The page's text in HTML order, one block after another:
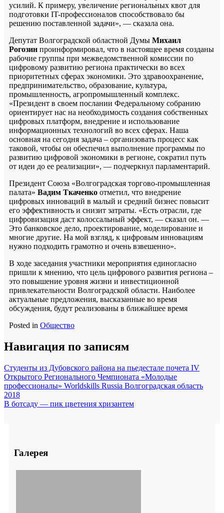
усилий. К примеру, увеличение региональных квот для
подготовки IT-профессионалов способствовало бы
решению поставленной задачи», — сказала она.
Депутат Волгоградской областной Думы Михаил
Рогозин проинформировал, что в настоящее время созданы
рабочие группы при межведомственной комиссии по
цифровому развитию региона практически во всех
приоритетных сферах экономики. Это здравоохранение,
предпринимательство, образование, культура,
промышленность, агропромышленный комплекс.
«Президент в своем послании Федеральному собранию
ориентирует нас на необходимость создания собственных
цифровых платформ, внедрение и использование
информационных технологий во всех сферах. Наша
основная на сегодня задача – организовать процесс как
таковой, чтобы он обеспечил выполнение программы по
развитию цифровой экономики в регионе, сократил путь
от идеи до ее реализации», — подчеркнул парламентарий.
Президент Союза «Волгоградская торгово-промышленная
палата» Вадим Ткаченко отметил, что внедрение
цифровых инноваций в малый и средний бизнес повысит
его эффективность и снизит затраты. «Есть отрасли, где
цифровизация даст колоссальный эффект, — сказал он. —
Это банковское дело, проектирование, моделирование и
многие другие. На мой взгляд, к цифровым инновациям
нужно подходить грамотно и очень взвешенно».
В ходе заседания участники мероприятия единогласно
пришли к мнению, что цель цифрового развития региона –
это повышение уровня жизни и инвестиционной
привлекательности Волгоградской области. Наиболее
актуальные предложения, высказанные во время
обсуждения, будут реализованы в ближайшее время
Posted in Общество
Навигация по записям
Студенты из Дубовского района на пьедестале почета IV
Открытого Регионального Чемпионата «Молодые
профессионалы» Worldskills Russia Волгоградская область
2018
В ботсаду — пик цветения хризантем
Галерея